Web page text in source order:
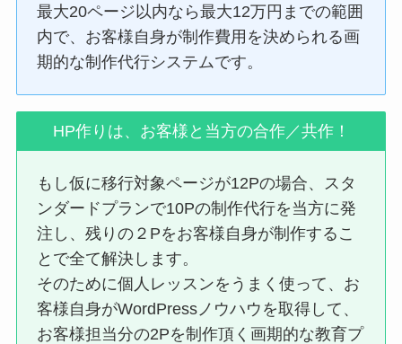
最大20ページ以内なら最大12万円までの範囲
内で、お客様自身が制作費用を決められる画
期的な制作代行システムです。
HP作りは、お客様と当方の合作／共作！
もし仮に移行対象ページが12Pの場合、スタ
ンダードプランで10Pの制作代行を当方に発
注し、残りの２Pをお客様自身が制作するこ
とで全て解決します。
そのために個人レッスンをうまく使って、お
客様自身がWordPressノウハウを取得して、
お客様担当分の2Pを制作頂く画期的な教育プ